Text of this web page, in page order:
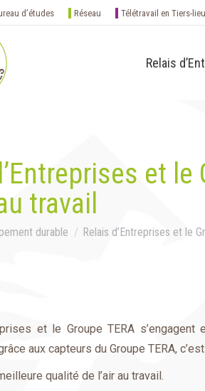
d’études Réseau Télétravail en Tiers-lieu
Relais
et
travail
durable Relais d’Entreprises et le
et le Groupe TERA
aux capteurs du Groupe TERA,
qualité de l’air au travail.